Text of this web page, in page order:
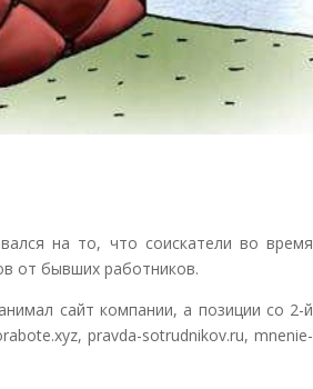
на то, что соискатели во время
от бывших работников.
сайт компании, а позиции со 2-й
pravda-sotrudnikov.ru, mnenie-